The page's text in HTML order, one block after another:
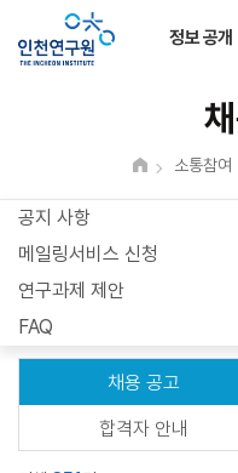
정보 공개
소통참여
공지 사항
메일링서비스 신청
연구과제 제안
FAQ
채용 공고
합격자 안내